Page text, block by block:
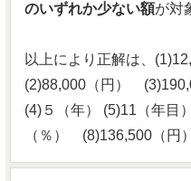
のいずれか少ない額が対
以上により正解は、
(2)88,000（円）
(4)５（年） (5)11（年
（％） (8)136,500（円）